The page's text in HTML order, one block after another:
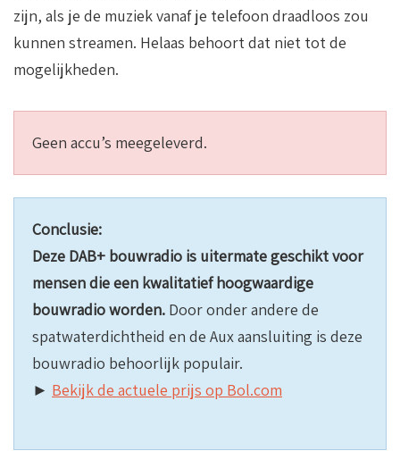
zijn, als je de muziek vanaf je telefoon draadloos zou
kunnen streamen. Helaas behoort dat niet tot de
mogelijkheden.
Geen accu’s meegeleverd.
Conclusie:
Deze DAB+ bouwradio is uitermate geschikt voor
mensen die een kwalitatief hoogwaardige
bouwradio worden. Door onder andere de
spatwaterdichtheid en de Aux aansluiting is deze
bouwradio behoorlijk populair.
► Bekijk de actuele prijs op Bol.com